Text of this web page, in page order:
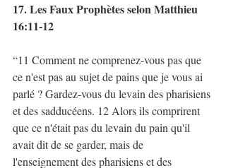
17. Les Faux Prophètes selon Matthieu
16:11-12
“11 Comment ne comprenez-vous pas que
ce n'est pas au sujet de pains que je vous ai
parlé ? Gardez-vous du levain des pharisiens
et des sadducéens. 12 Alors ils comprirent
que ce n'était pas du levain du pain qu'il
avait dit de se garder, mais de
l'enseignement des pharisiens et des